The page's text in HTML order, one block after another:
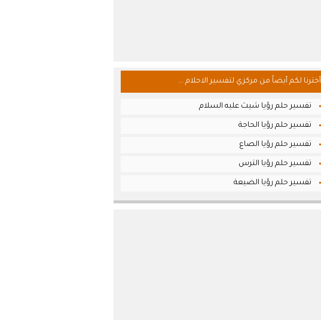
أخترنا لكم أيضاً من مركزي لتفسير الاحلام ...
تفسير حلم رؤيا شيث عليه السلام
تفسير حلم رؤيا الحاجة
تفسير حلم رؤيا الصاع
تفسير حلم رؤيا الترس
تفسير حلم رؤيا الضيعة